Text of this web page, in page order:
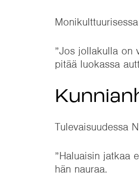
”Jos jollakulla on
pitää luokassa
Tulevaisuudessa
”Haluaisin jatkaa
hän nauraa.